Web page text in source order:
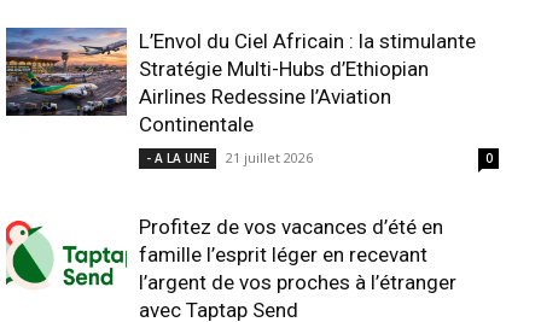
L’Envol du Ciel Africain : la stimulante
Stratégie Multi-Hubs d’Ethiopian
Airlines Redessine l’Aviation
Continentale
- A LA UNE 21 juillet 2026 0
Profitez de vos vacances d’été en
famille l’esprit léger en recevant
l’argent de vos proches à l’étranger
avec Taptap Send